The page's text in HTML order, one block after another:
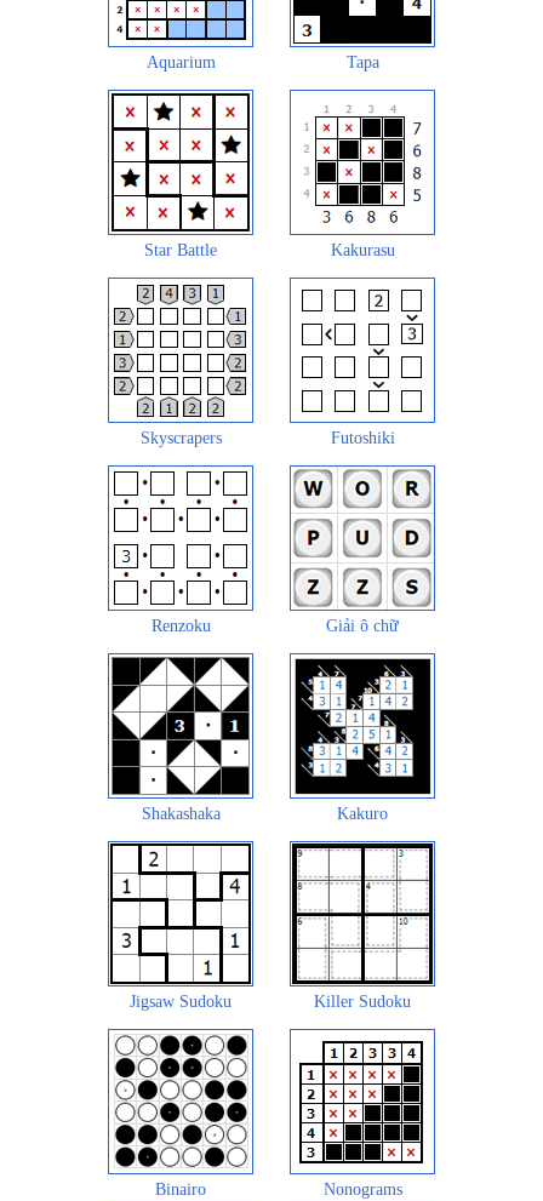
Aquarium Tapa
Star Battle Kakurasu
Skyscrapers Futoshiki
Renzoku Giải ô chữ
Shakashaka Kakuro
Jigsaw Sudoku Killer Sudoku
Binairo Nonograms